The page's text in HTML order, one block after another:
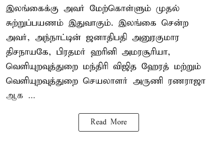
இலங்கைக்கு அவர் மேற்கொள்ளும் முதல்
சுற்றுப்பயணம் இதுவாகும். இலங்கை சென்ற
அவர், அந்நாட்டின் ஜனாதிபதி அனுரகுமார
திசநாயகே, பிரதமர் ஹரினி அமரசூரியா,
வெளியுறவுத்துறை மந்திரி விஜித ஹேரத் மற்றும்
வெளியுறவுத்துறை செயலாளர் அருணி ரணராஜா
ஆக ...
Read More